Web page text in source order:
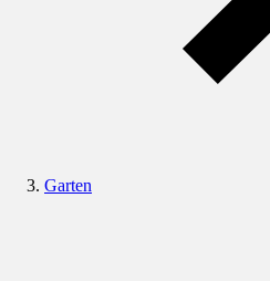
Garten